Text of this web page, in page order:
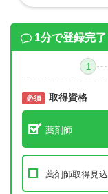
1分で登録完了
1
必須 取得資格
薬剤師
薬剤師取得見込